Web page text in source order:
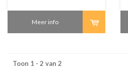
Meer info
Toon 1 - 2 van 2